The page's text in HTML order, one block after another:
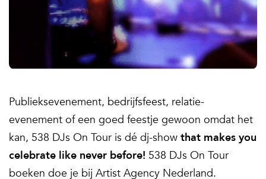
Publieksevenement, bedrijfsfeest, relatie-
evenement of een goed feestje gewoon omdat het
kan, 538 DJs On Tour is dé dj-show that makes you
celebrate like never before! 538 DJs On Tour
boeken doe je bij Artist Agency Nederland.